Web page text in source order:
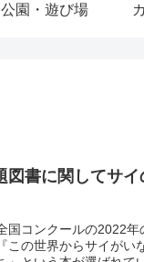
公園・遊び場
図書に関してサ
国コンクールの2022
この世界からサイがい